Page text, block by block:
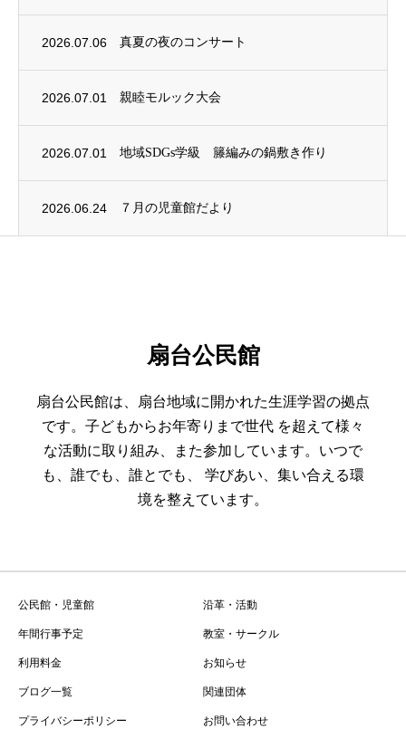
2026.07.06 真夏の夜のコンサート
2026.07.01 親睦モルック大会
2026.07.01 地域SDGs学級 籐編みの鍋敷き作り
2026.06.24 ７月の児童館だより
扇台公民館
扇台公民館は、扇台地域に開かれた生涯学習の拠点
です。子どもからお年寄りまで世代 を超えて様々
な活動に取り組み、また参加しています。いつで
も、誰でも、誰とでも、 学びあい、集い合える環
境を整えています。
公民館・児童館 沿革・活動
年間行事予定 教室・サークル
利用料金 お知らせ
ブログ一覧 関連団体
プライバシーポリシー お問い合わせ